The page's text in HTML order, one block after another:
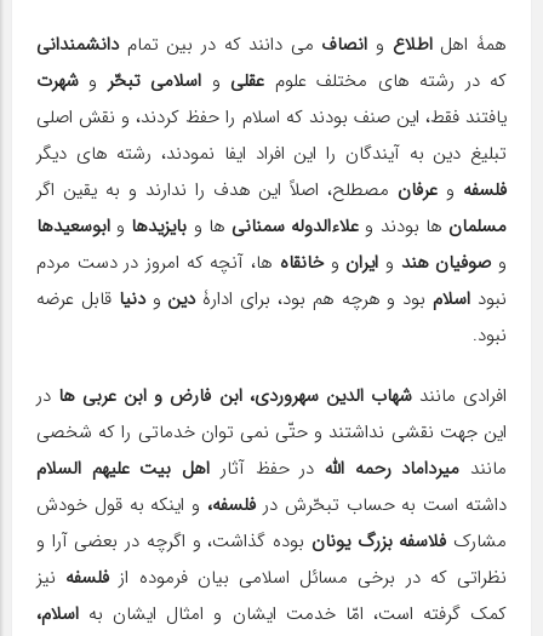
همۀ اهلاطلاع و انصاف مى دانند که در بین تمامدانشمندانى
که در رشته هاى مختلف علوم عقلى و اسلامى تبحّر و شهرت
یافتند فقط، این صنف بودند که اسلام را حفظ کردند، و نقش اصلى
تبلیغ دین به آیندگان را این افراد ایفا نمودند، رشته هاى دیگر
فلسفه و عرفان مصطلح، اصلاً این هدف را ندارند و به یقین اگر
مسلمان ها بودند و علاءالدوله سمنانى ها و بایزیدها و ابوسعیدها
و صوفیان هند و ایران وخانقاه ها، آنچه که امروز در دست مردم
نبود اسلامبود و هرچه هم بود، براى ادارۀدین ودنیا قابل عرضه
نبود.
افرادى مانندشهاب الدین سهروردى، ابن فارض و ابن عربى ها در
این جهت نقشى نداشتند و حتّى نمى توان خدماتى را که شخصى
مانند میرداماد رحمه الله در حفظ آثار اهل بیت علیهم السلام
داشته است به حساب تبحّرش در فلسفه، و اینکه به قول خودش
مشارک فلاسفه بزرگ یونان بوده گذاشت، و اگرچه در بعضى آرا و
نظراتى که در برخى مسائل اسلامى بیان فرموده از فلسفه نیز
کمک گرفته است، امّا خدمت ایشان و امثال ایشان به اسلام،